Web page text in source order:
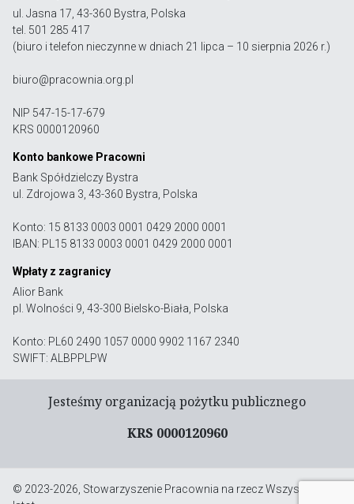
ul. Jasna 17, 43-360 Bystra, Polska
tel. 501 285 417
(biuro i telefon nieczynne w dniach 21 lipca – 10 sierpnia 2026 r.)
biuro@pracownia.org.pl
NIP 547-15-17-679
KRS 0000120960
Konto bankowe Pracowni
Bank Spółdzielczy Bystra
ul. Zdrojowa 3, 43-360 Bystra, Polska
Konto: 15 8133 0003 0001 0429 2000 0001
IBAN: PL15 8133 0003 0001 0429 2000 0001
Wpłaty z zagranicy
Alior Bank
pl. Wolności 9, 43-300 Bielsko-Biała, Polska
Konto: PL60 2490 1057 0000 9902 1167 2340
SWIFT: ALBPPLPW
Jesteśmy organizacją pożytku publicznego
KRS 0000120960
© 2023-2026, Stowarzyszenie Pracownia na rzecz Wszystkich